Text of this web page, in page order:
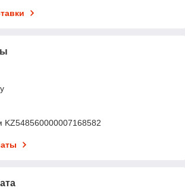
KZ548560000007168582